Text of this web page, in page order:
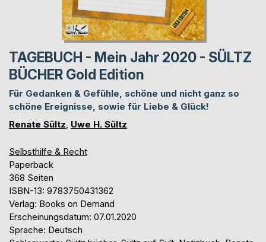
TAGEBUCH - Mein Jahr 2020 - SÜLTZ
BÜCHER Gold Edition
Für Gedanken & Gefühle, schöne und nicht ganz so
schöne Ereignisse, sowie für Liebe & Glück!
Renate Sültz, Uwe H. Sültz
Selbsthilfe & Recht
Paperback
368 Seiten
ISBN-13: 9783750431362
Verlag: Books on Demand
Erscheinungsdatum: 07.01.2020
Sprache: Deutsch